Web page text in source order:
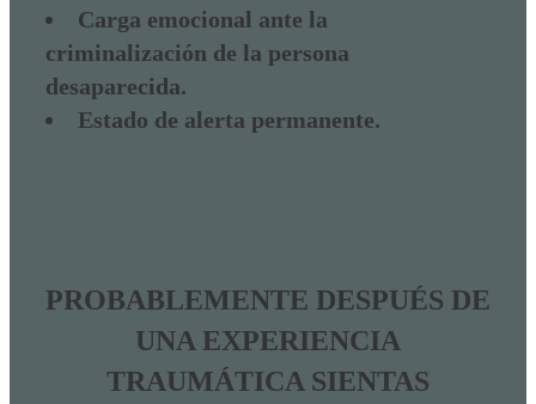
Carga emocional ante la
criminalización de la persona
desaparecida.
Estado de alerta permanente.
PROBABLEMENTE DESPUÉS DE
UNA EXPERIENCIA
TRAUMÁTICA SIENTAS